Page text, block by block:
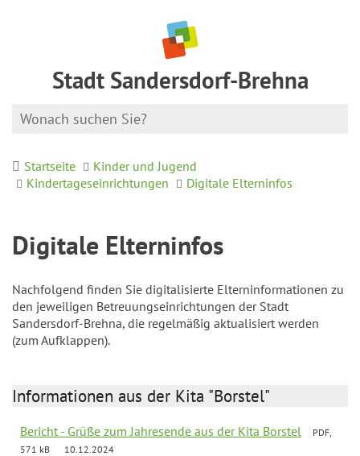
Stadt Sandersdorf-Brehna
Startseite
Kinder und Jugend
Kindertageseinrichtungen
Digitale Elterninfos
Digitale Elterninfos
Nachfolgend finden Sie digitalisierte Elterninformationen zu
den jeweiligen Betreuungseinrichtungen der Stadt
Sandersdorf-Brehna, die regelmäßig aktualisiert werden
(zum Aufklappen).
Informationen aus der Kita "Borstel"
Bericht - Grüße zum Jahresende aus der Kita Borstel
PDF,
571 kB
10.12.2024